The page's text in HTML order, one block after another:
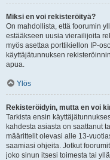
Miksi en voi rekisteröityä?
On mahdollista, että foorumin
estääkseen uusia vierailijoita
myös asettaa porttikiellon IP-
käyttäjätunnuksen
apua.
Ylös
Rekisteröidyin, mutta en voi
Tarkista ensin
kahdesta asiasta on saattanut
määrittelit olevasi alle 13-
saamiasi ohjeita. Jotkut
joko sinun itsesi toimesta tai